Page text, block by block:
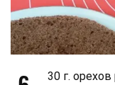
30 г.